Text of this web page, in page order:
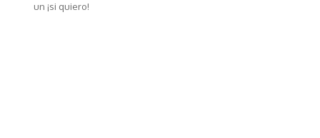
un ¡si quiero!